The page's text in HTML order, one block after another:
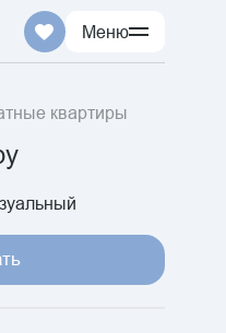
Меню
Все
квартиры